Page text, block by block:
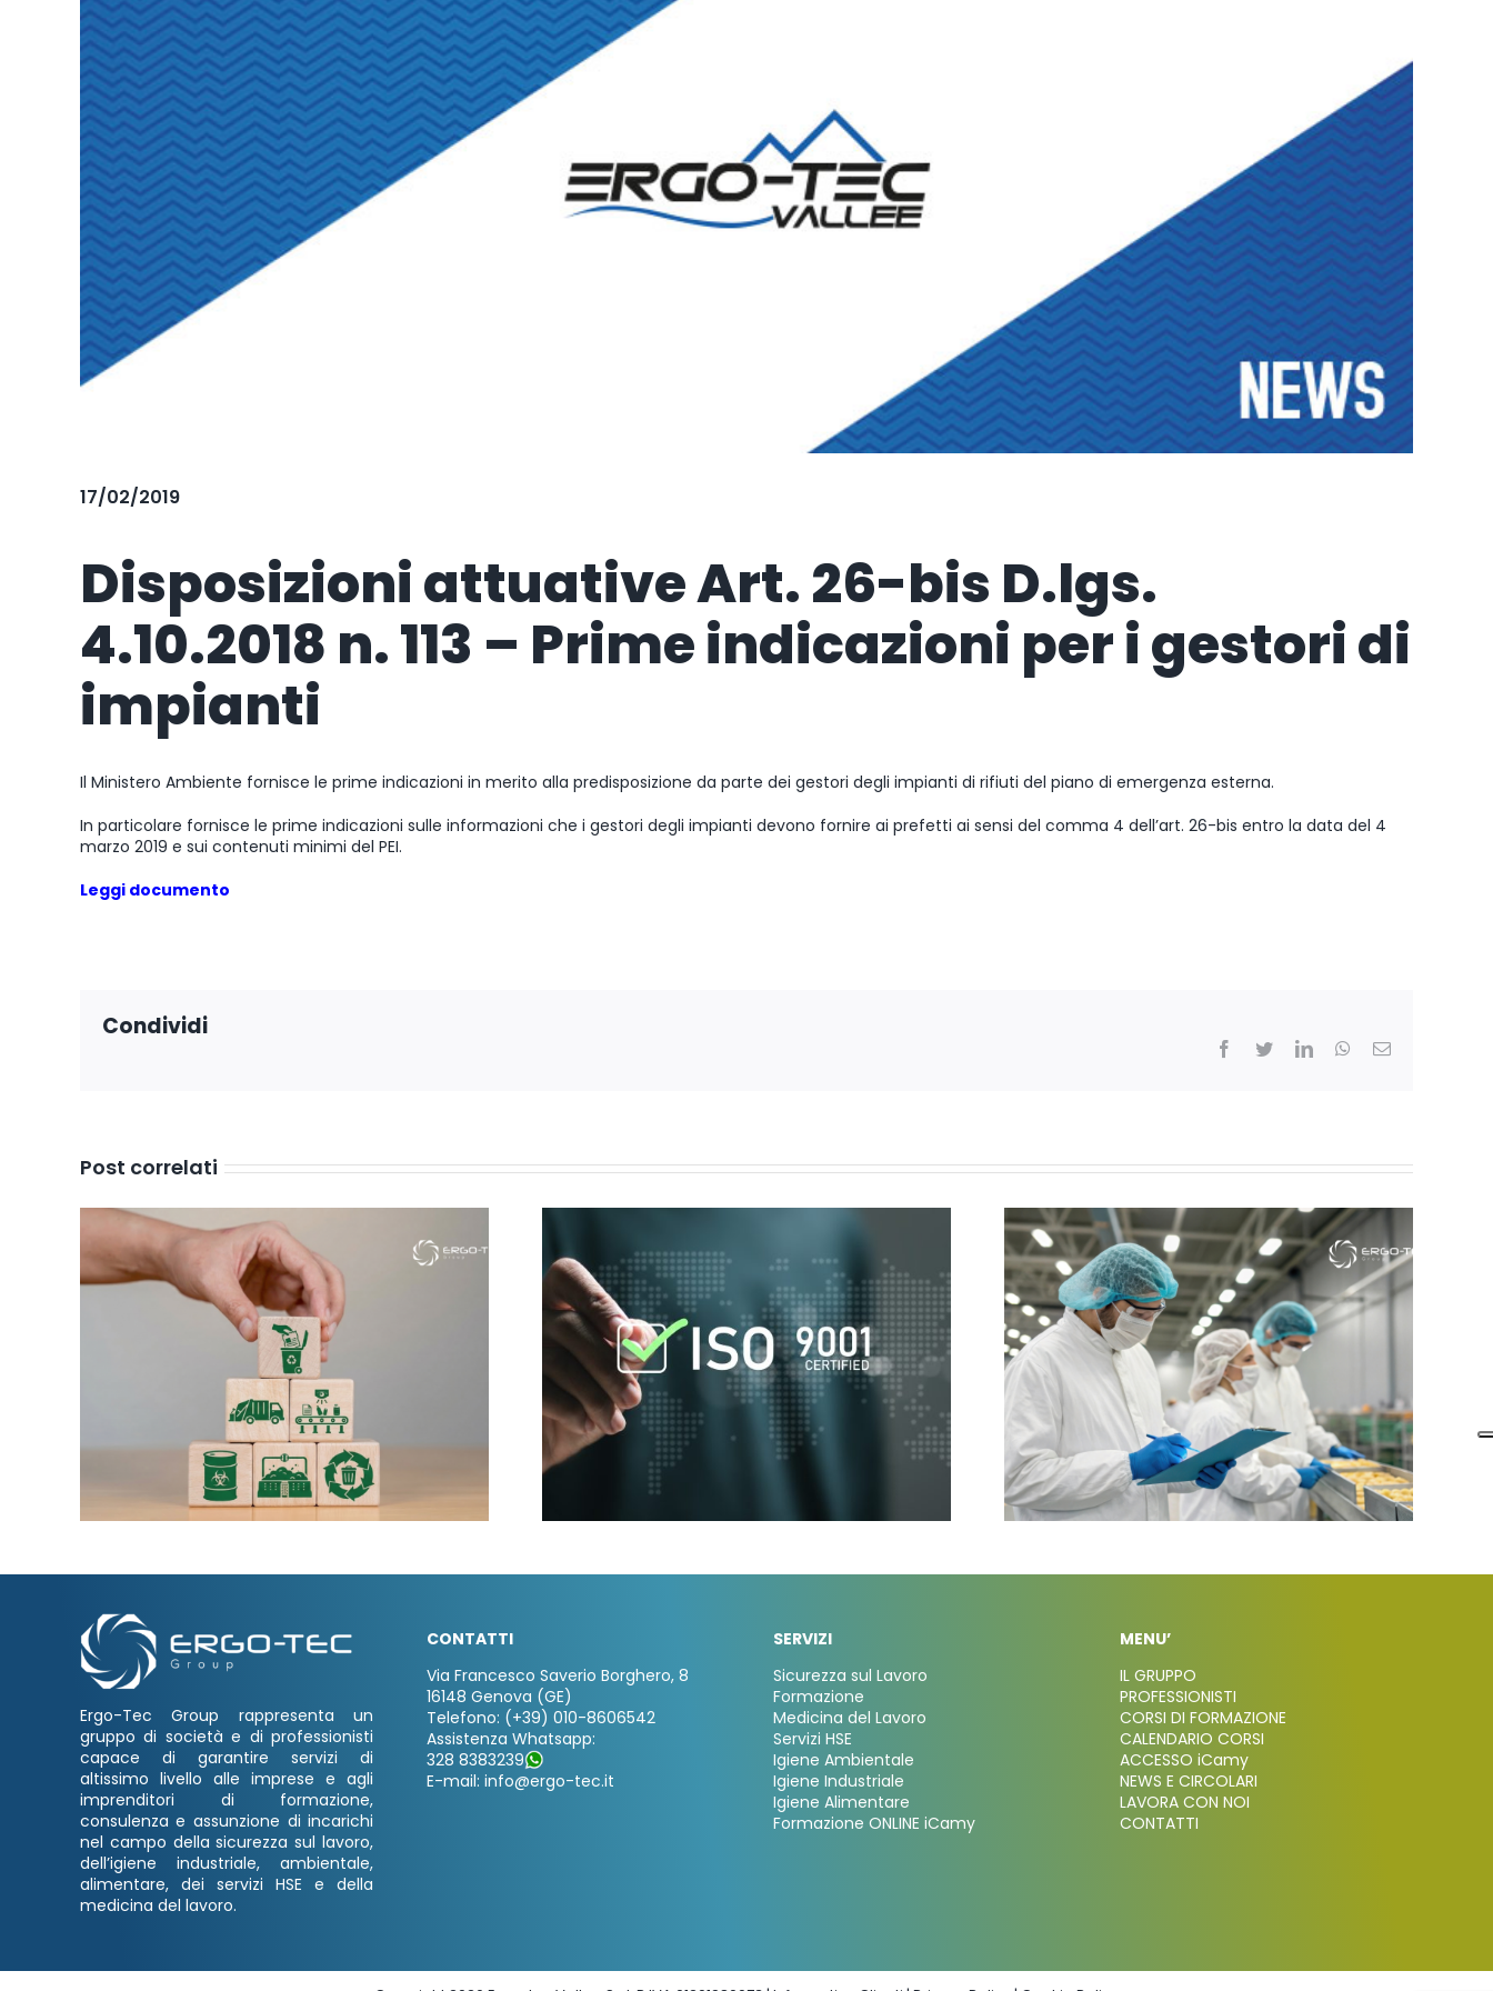
17/02/2019
Disposizioni attuative Art. 26-bis D.lgs.
4.10.2018 n. 113 – Prime indicazioni per i gestori di
impianti
Il Ministero Ambiente fornisce le prime indicazioni in merito alla predisposizione da parte dei gestori degli impianti di rifiuti del piano di emergenza esterna.
In particolare fornisce le prime indicazioni sulle informazioni che i gestori degli impianti devono fornire ai prefetti ai sensi del comma 4 dell’art. 26-bis entro la data del 4
marzo 2019 e sui contenuti minimi del PEI.
Leggi documento
Condividi
Facebook
TwitterLinkedInWhatsApp
Email
Post correlati
Ergo-Tec Group rappresenta un
gruppo di società e di professionisti
capace di garantire servizi di
altissimo livello alle imprese e agli
imprenditori di formazione,
consulenza e assunzione di incarichi
nel campo della sicurezza sul lavoro,
dell’igiene industriale, ambientale,
alimentare, dei servizi HSE e della
medicina del lavoro.
CONTATTI
Via Francesco Saverio Borghero, 8
16148 Genova (GE)
Telefono: (+39) 010-8606542
Assistenza Whatsapp:
328 8383239
E-mail: info@ergo-tec.it
SERVIZI
Sicurezza sul Lavoro
Formazione
Medicina del Lavoro
Servizi HSE
Igiene Ambientale
Igiene Industriale
Igiene Alimentare
Formazione ONLINE iCamy
MENU’
IL GRUPPO
PROFESSIONISTI
CORSI DI FORMAZIONE
CALENDARIO CORSI
ACCESSO iCamy
NEWS E CIRCOLARI
LAVORA CON NOI
CONTATTI